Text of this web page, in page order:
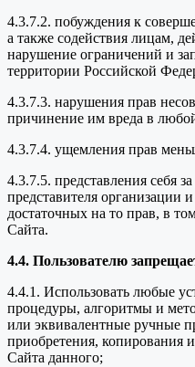
4.3.7.2. побуждения к
а также содействия лицам,
нарушение ограничений и
территории Российской
4.3.7.3. нарушения прав
причинение им вреда в
4.3.7.4. ущемления прав
4.3.7.5. представления себя
представителя организации
достаточных на то прав, в
Сайта.
4.4. Пользователю
4.4.1. Использовать любые
процедуры, алгоритмы и
или эквивалентные ручные
приобретения, копирования
Сайта данного;